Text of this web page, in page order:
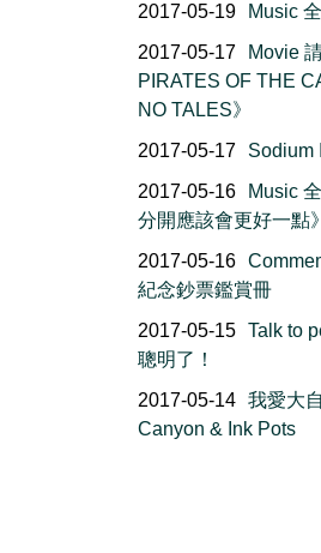
2017-05-19
Music
2017-05-17
Movie
PIRATES OF THE
NO TALES》
2017-05-17
Sodium
2017-05-16
Music
分開應該會更好一點》
2017-05-16
紀念鈔票鑑賞冊
2017-05-15 Talk to
聰明了！
2017-05-14 我愛大
Canyon & Ink Pots